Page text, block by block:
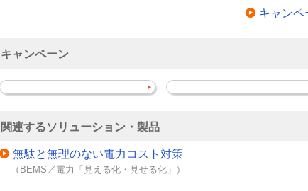
キャンペ
キャンペーン
関連するソリューション・製品
無駄と無理のない電力コスト対策
（BEMS／電力「見える化・見せる化」）